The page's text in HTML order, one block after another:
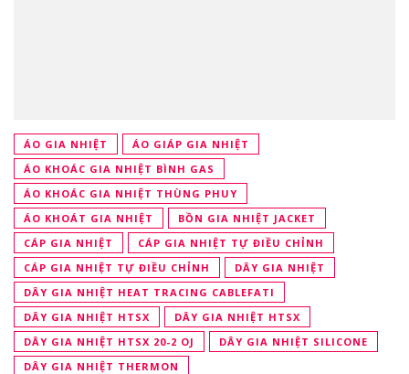
ÁO GIA NHIỆT
ÁO GIÁP GIA NHIỆT
ÁO KHOÁC GIA NHIỆT BÌNH GAS
ÁO KHOÁC GIA NHIỆT THÙNG PHUY
ÁO KHOÁT GIA NHIỆT
BỒN GIA NHIỆT JACKET
CÁP GIA NHIỆT
CÁP GIA NHIỆT TỰ ĐIỀU CHỈNH
CÁP GIA NHIỆT TỰ ĐIỀU CHỈNH
DÂY GIA NHIỆT
DÂY GIA NHIỆT HEAT TRACING CABLEFATI
DÂY GIA NHIỆT HTSX
DÂY GIA NHIỆT HTSX
DÂY GIA NHIỆT HTSX 20-2 OJ
DÂY GIA NHIỆT SILICONE
DÂY GIA NHIỆT THERMON